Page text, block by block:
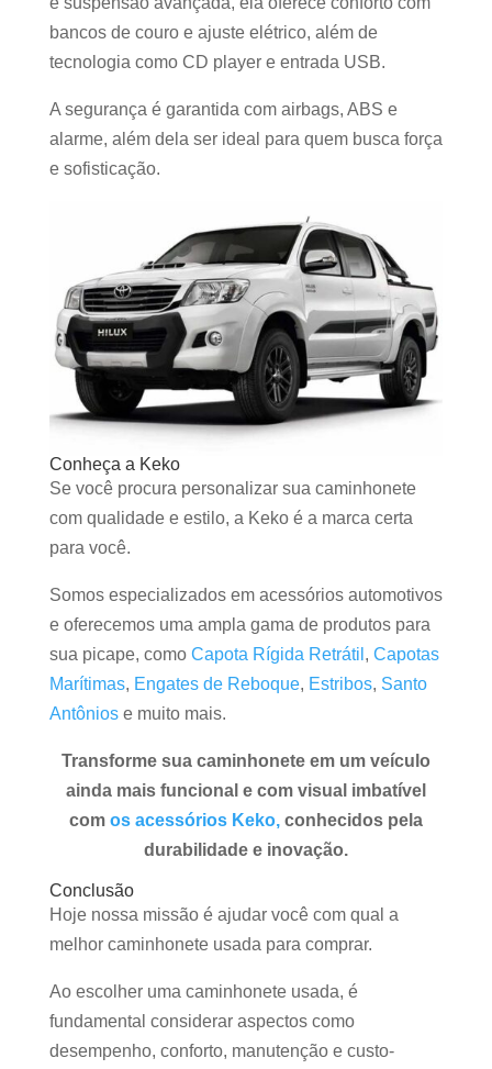
bancos de couro e ajuste elétrico, além de
tecnologia como CD player e entrada USB.
A segurança é garantida com airbags, ABS e
alarme, além dela ser ideal para quem busca força
e sofisticação.
Conheça a Keko
Se você procura personalizar sua caminhonete
com qualidade e estilo, a Keko é a marca certa
para você.
Somos especializados em acessórios automotivos
e oferecemos uma ampla gama de produtos para
sua picape, como Capota Rígida Retrátil , Capotas
Marítimas, Engates de Reboque, Estribos, Santo
Antôniose muito mais.
Transforme sua caminhonete em um veículo
ainda mais funcional e com visual imbatível
com os acessórios Keko,conhecidos pela
durabilidade e inovação.
Conclusão
Hoje nossa missão é ajudar você com qual a
melhor caminhonete usada para comprar.
Ao escolher uma caminhonete usada, é
fundamental considerar aspectos como
desempenho, conforto, manutenção e custo-